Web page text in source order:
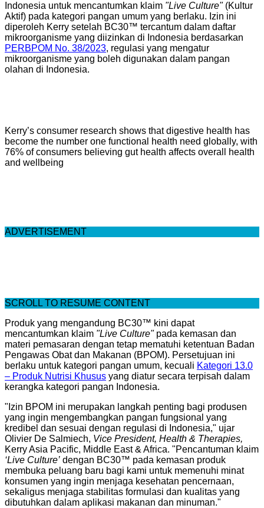
Indonesia untuk mencantumkan klaim "Live Culture"(Kultur
Aktif) pada kategori pangan umum yang berlaku. Izin ini
diperoleh Kerry setelah BC30™ tercantum dalam daftar
mikroorganisme yang diizinkan di Indonesia berdasarkan
PERBPOM No. 38/2023, regulasi yang mengatur
mikroorganisme yang boleh digunakan dalam pangan
olahan di Indonesia.
Kerry’s consumer research shows that digestive health has
become the number one functional health need globally, with
76% of consumers believing gut health affects overall health
and wellbeing
ADVERTISEMENT
SCROLL TO RESUME CONTENT
Produk yang mengandung BC30™ kini dapat
mencantumkan klaim "Live Culture"pada kemasan dan
materi pemasaran dengan tetap mematuhi ketentuan Badan
Pengawas Obat dan Makanan (BPOM). Persetujuan ini
berlaku untuk kategori pangan umum, kecuali Kategori 13.0
– Produk Nutrisi Khusus yang diatur secara terpisah dalam
kerangka kategori pangan Indonesia.
"Izin BPOM ini merupakan langkah penting bagi produsen
yang ingin mengembangkan pangan fungsional yang
kredibel dan sesuai dengan regulasi di Indonesia," ujar
Olivier De Salmiech, Vice President, Health & Therapies,
Kerry Asia Pacific, Middle East & Africa. "Pencantuman klaim
‘Live Culture’ dengan BC30™ pada kemasan produk
membuka peluang baru bagi kami untuk memenuhi minat
konsumen yang ingin menjaga kesehatan pencernaan,
sekaligus menjaga stabilitas formulasi dan kualitas yang
dibutuhkan dalam aplikasi makanan dan minuman."